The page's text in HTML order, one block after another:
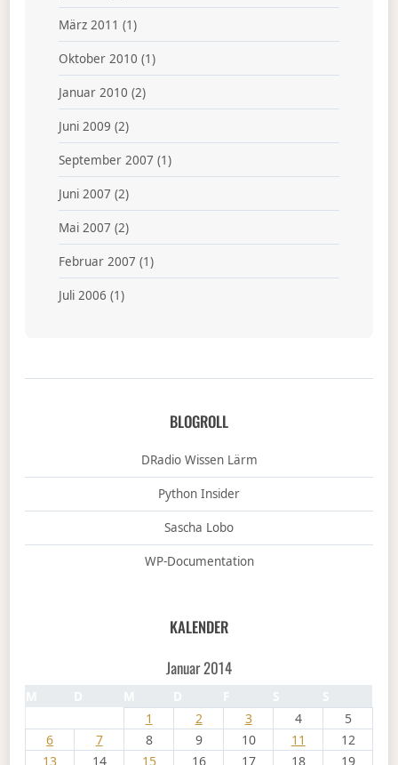
März 2011 (1)
Oktober 2010 (1)
Januar 2010 (2)
Juni 2009 (2)
September 2007 (1)
Juni 2007 (2)
Mai 2007 (2)
Februar 2007 (1)
Juli 2006 (1)
BLOGROLL
DRadio Wissen Lärm
Python Insider
Sascha Lobo
WP-Documentation
KALENDER
Januar 2014
1 2 3 4
5
6
7 8 9 10 11
12
13
14 15 16 17 18 19